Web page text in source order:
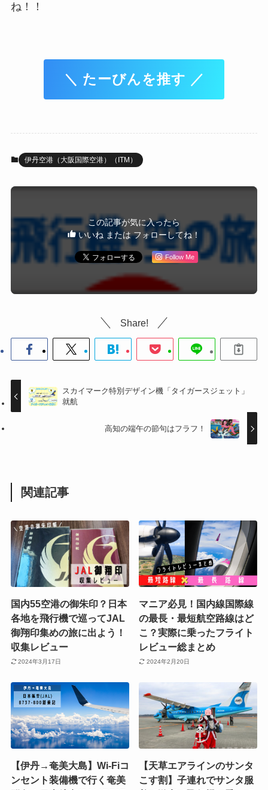
ね！！
＼ たーびんを推す ／
伊丹空港（大阪国際空港）（ITM）
この記事が気に入ったら
いいね または フォローしてね！
Follow Me
Share!
スカイマーク特別デザイン機「タイガースジェット」
就航
高知の端午の節句はフラフ！
関連記事
国内55空港の御朱印？日本
各地を飛行機で巡ってJAL
御翔印集めの旅に出よう！
収集レビュー
2024年3月17日
マニア必見！国内線国際線
の最長・最短航空路線はど
こ？実際に乗ったフライト
レビュー総まとめ
2024年2月20日
【伊丹→奄美大島】Wi-Fiコ
ンセント装備機で行く奄美
【天草エアラインのサンタ
こす割】子連れでサンタ服